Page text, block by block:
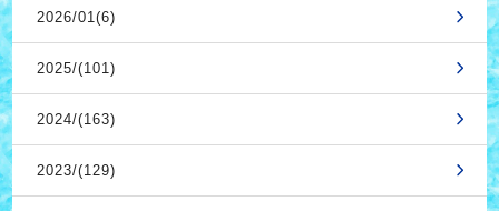
2026/01(6)
2025/(101)
2024/(163)
2023/(129)